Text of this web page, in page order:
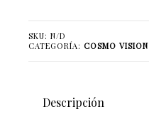
SKU: N/D
CATEGORÍA: COSMO VISION
Descripción